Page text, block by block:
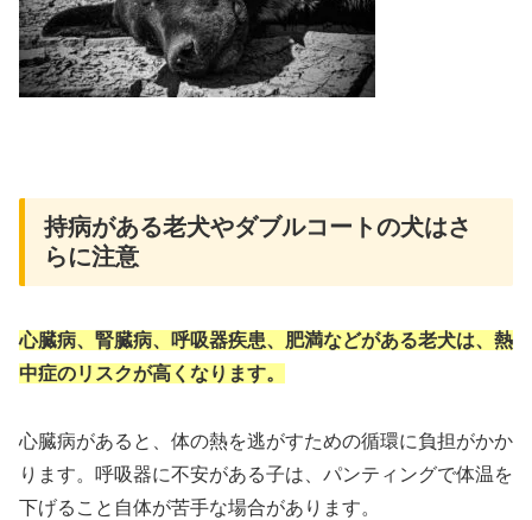
持病がある老犬やダブルコートの犬はさ
らに注意
心臓病、腎臓病、呼吸器疾患、肥満などがある老犬は、熱
中症のリスクが高くなります。
心臓病があると、体の熱を逃がすための循環に負担がかか
ります。呼吸器に不安がある子は、パンティングで体温を
下げること自体が苦手な場合があります。